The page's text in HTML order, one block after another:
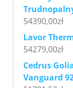
54390,00zł
Lavor
54279,00zł
Cedrus
Vanguard